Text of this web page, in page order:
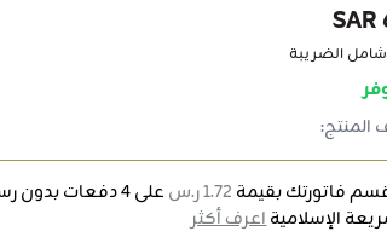
الضريبة
المنتج:
فاتورتك بقيمة 1.72 ر.س على4دفعات بدون
الإسلاميةاعرف أكثر